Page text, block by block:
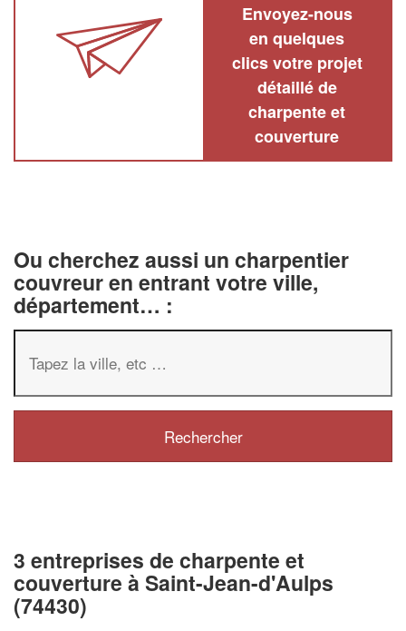
Envoyez-nous
en quelques
clics votre projet
détaillé de
charpente et
couverture
Ou cherchez aussi un charpentier
couvreur en entrant votre ville,
département… :
3 entreprises de charpente et
couverture à Saint-Jean-d'Aulps
(74430)